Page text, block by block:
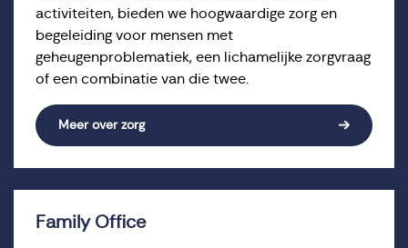
activiteiten, bieden we hoogwaardige zorg en
begeleiding voor mensen met
geheugenproblematiek, een lichamelijke zorgvraag
of een combinatie van die twee.
Meer over zorg
Family Office